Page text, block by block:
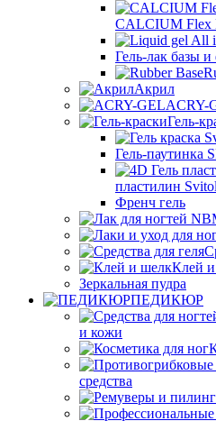
CALCIUM Flex
Гель-лак базы
Акрил
ACRY-
Гель-
Гель-паутинка
пластилин
Френч гель
Клей
Зеркальная пудра
ПЕДИКЮР
и кожи
средства